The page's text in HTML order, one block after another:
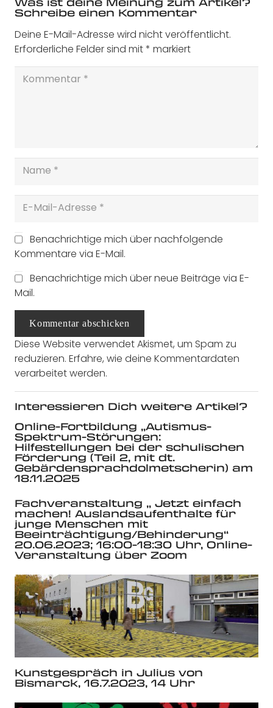
Schreibe einen Kommentar
Deine E-Mail-Adresse wird nicht veröffentlicht.
Erforderliche Felder sind mit* markiert
Benachrichtige mich über nachfolgende
Kommentare via E-Mail.
Benachrichtige mich über neue Beiträge via E-
Mail.
Kommentar abschicken
Diese Website verwendet Akismet, um Spam zu
reduzieren. Erfahre, wie deine Kommentardaten
verarbeitet werden.
Interessieren Dich weitere Artikel?
Online-Fortbildung „Autismus-
Spektrum-Störungen:
Hilfestellungen bei der schulischen
Förderung (Teil 2, mit dt.
Gebärdensprachdolmetscherin) am
18.11.2025
Fachveranstaltung „ Jetzt einfach
machen! Auslandsaufenthalte für
junge Menschen mit
Beeinträchtigung/Behinderung“
20.06.2023; 16:00-18:30 Uhr, Online-
Veranstaltung über Zoom
Kunstgespräch in Julius von
Bismarck, 16.7.2023, 14 Uhr